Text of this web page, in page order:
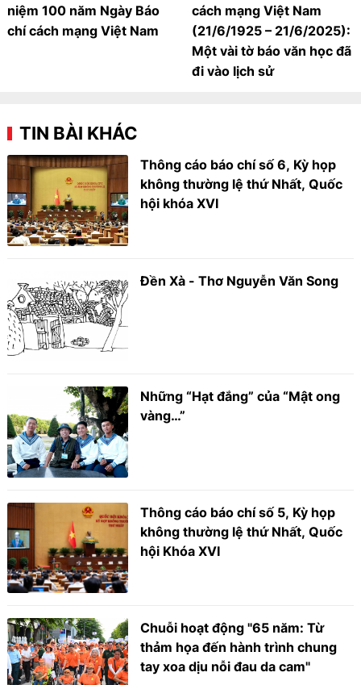
niệm 100 năm Ngày Báo
chí cách mạng Việt Nam
cách mạng Việt Nam
(21/6/1925 – 21/6/2025):
Một vài tờ báo văn học đã
đi vào lịch sử
TIN BÀI KHÁC
Thông cáo báo chí số 6, Kỳ họp
không thường lệ thứ Nhất, Quốc
hội khóa XVI
Đền Xà - Thơ Nguyễn Văn Song
Những “Hạt đắng” của “Mật ong
vàng…”
Thông cáo báo chí số 5, Kỳ họp
không thường lệ thứ Nhất, Quốc
hội Khóa XVI
Chuỗi hoạt động "65 năm: Từ
thảm họa đến hành trình chung
tay xoa dịu nỗi đau da cam"